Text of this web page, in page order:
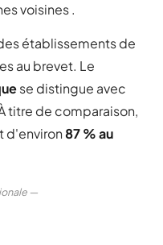
voisines .
établissements de
au brevet. Le
se distingue avec
titre de comparaison,
d'environ87 % au
—